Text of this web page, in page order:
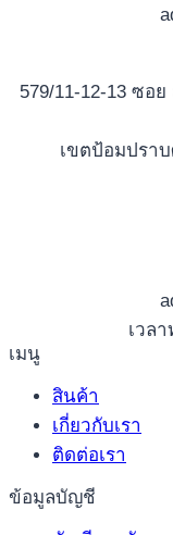
579/11-12-13 ซอ
เขตป้อมปรา
เวล
เมนู
สินค้า
เกี่ยวกับเรา
ติดต่อเรา
ข้อมูลบัญชี